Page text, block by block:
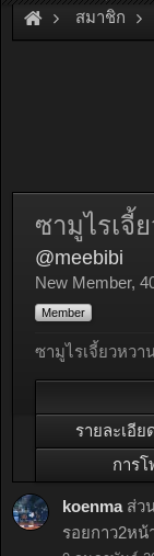
สมาชิก
ซามูไรเจี้
@meebibi
New Member,
Member
ซามูไรเจี้ยวหว
รายละเอี
การ
koenma ส่ว
รอยกาว2หน้